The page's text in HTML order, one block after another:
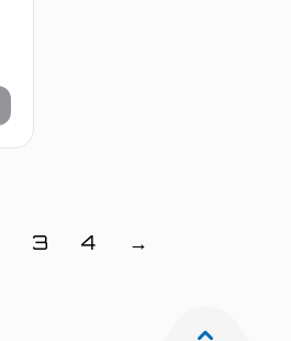
3 4 →